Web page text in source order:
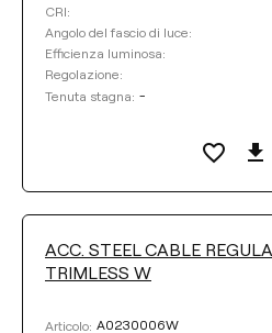
CRI:
Angolo del fascio di luce:
Efficienza luminosa:
Regolazione:
Tenuta stagna: -
ACC. STEEL CABLE
TRIMLESS W
Articolo: A0230006W